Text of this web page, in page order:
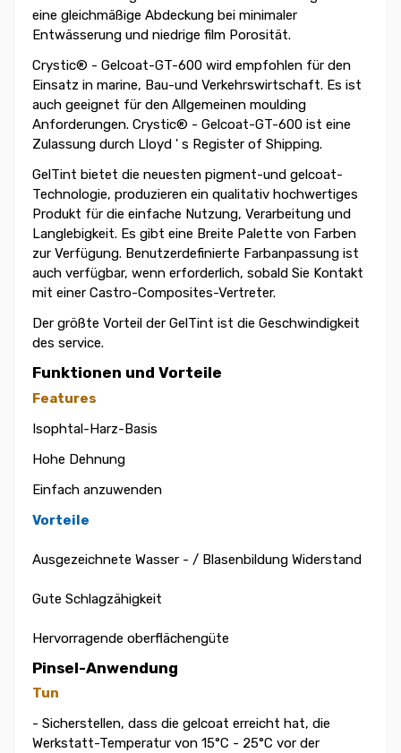
eine gleichmäßige Abdeckung bei minimaler
Entwässerung und niedrige film Porosität.
Crystic® - Gelcoat-GT-600 wird empfohlen für den
Einsatz in marine, Bau-und Verkehrswirtschaft. Es ist
auch geeignet für den Allgemeinen moulding
Anforderungen. Crystic® - Gelcoat-GT-600 ist eine
Zulassung durch Lloyd ' s Register of Shipping.
GelTint bietet die neuesten pigment-und gelcoat-
Technologie, produzieren ein qualitativ hochwertiges
Produkt für die einfache Nutzung, Verarbeitung und
Langlebigkeit. Es gibt eine Breite Palette von Farben
zur Verfügung. Benutzerdefinierte Farbanpassung ist
auch verfügbar, wenn erforderlich, sobald Sie Kontakt
mit einer Castro-Composites-Vertreter.
Der größte Vorteil der GelTint ist die Geschwindigkeit
des service.
Funktionen und Vorteile
Features
Isophtal-Harz-Basis
Hohe Dehnung
Einfach anzuwenden
Vorteile
Ausgezeichnete Wasser - / Blasenbildung Widerstand
Gute Schlagzähigkeit
Hervorragende oberflächengüte
Pinsel-Anwendung
Tun
- Sicherstellen, dass die gelcoat erreicht hat, die
Werkstatt-Temperatur von 15°C - 25°C vor der